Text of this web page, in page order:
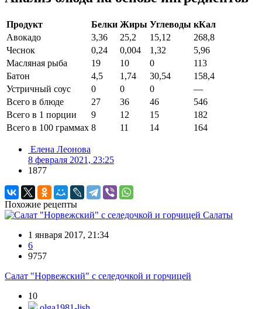
Продукт Белки Жиры Углеводы кКал
Авокадо
3,36 25,2 15,12
268,8
Чеснок
0,24 0,004 1,32
5,96
Масляная рыба
19 10 0
113
Батон
4,5 1,74 30,54
158,4
Устричный соус
0 0 0
—
Всего в блюде
27 36 46
546
Всего в 1 порции
9 12 15
182
Всего в 100 граммах 8 11 14 164
Елена Леонова
8 февраля 2021, 23:25
1877
Похожие рецепты
Салаты
1 января 2017, 21:34
6
9757
Салат "Норвежский" с селедочкой и горчицей
10